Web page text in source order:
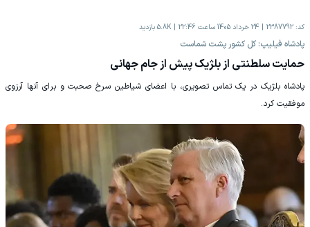
کد: 2387792 24 خرداد 1405 ساعت 22:46 5.8K بازدید
پادشاه فیلیپ: کل کشور پشت شماست
حمایت سلطنتی از بلژیک پیش از جام جهانی
پادشاه بلژیک در یک تماس تصویری، با اعضای شیاطین سرخ صحبت و برای آنها آرزوی
موفقیت کرد.